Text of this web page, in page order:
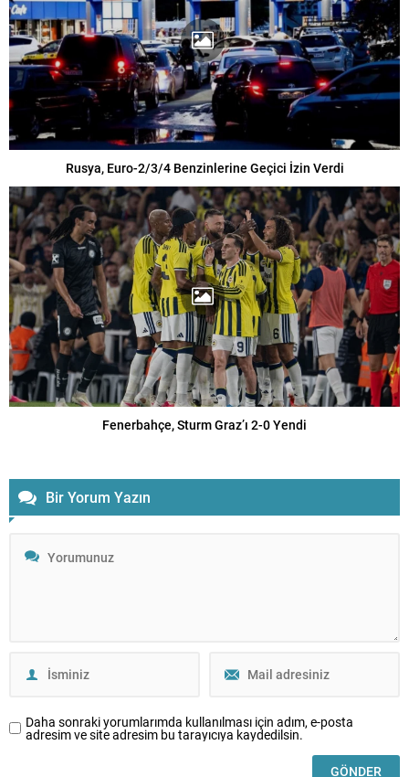
Rusya, Euro-2/3/4 Benzinlerine Geçici İzin Verdi
Fenerbahçe, Sturm Graz’ı 2-0 Yendi
Bir Yorum Yazın
Daha sonraki yorumlarımda kullanılması için adım, e-posta
adresim ve site adresim bu tarayıcıya kaydedilsin.